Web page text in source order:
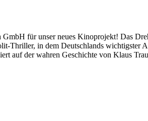
für unser neues Kinoprojekt! Das
in dem Deutschlands wichtigster
auf der wahren Geschichte von Klaus